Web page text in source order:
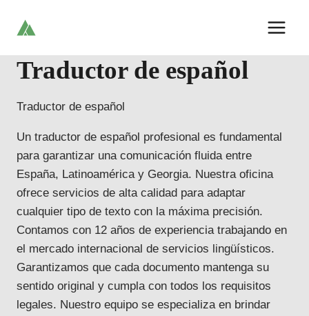
Traductor de español
Traductor de español
Un traductor de español profesional es fundamental
para garantizar una comunicación fluida entre
España, Latinoamérica y Georgia. Nuestra oficina
ofrece servicios de alta calidad para adaptar
cualquier tipo de texto con la máxima precisión.
Contamos con 12 años de experiencia trabajando en
el mercado internacional de servicios lingüísticos.
Garantizamos que cada documento mantenga su
sentido original y cumpla con todos los requisitos
legales. Nuestro equipo se especializa en brindar